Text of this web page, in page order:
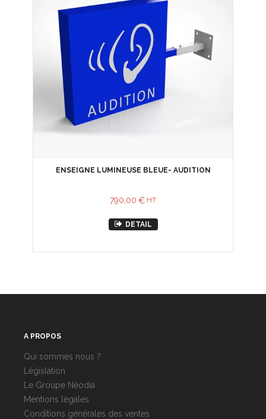
ENSEIGNE LUMINEUSE BLEUE- AUDITION
790,00 € HT
DETAIL
A PROPOS
Qui sommes nous ?
Législation
Le Groupe Néodia
Mentions légales
Conditions générales des ventes